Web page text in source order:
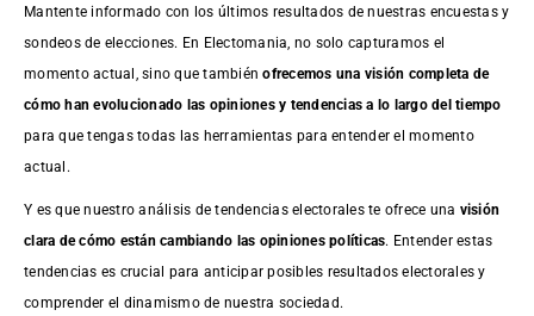
Mantente informado con los últimos resultados de nuestras encuestasy
sondeos de elecciones. En Electomania, no solo capturamos el
momento actual, sino que tambiénofrecemos una visión completa de
cómo han evolucionado las opiniones y tendencias a lo largo del tiempo
para que tengas todas las herramientas para entender el momento
actual.
Y es que nuestro análisis de tendencias electorales te ofrece una visión
clara de cómo están cambiando las opiniones políticas. Entender estas
tendencias es crucial para anticipar posibles resultados electorales y
comprender el dinamismo de nuestra sociedad.